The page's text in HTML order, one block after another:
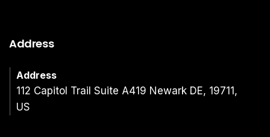
Address
Address
112 Capitol Trail Suite A419 Newark DE, 19711,
US